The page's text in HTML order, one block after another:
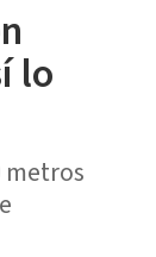
lo
metros